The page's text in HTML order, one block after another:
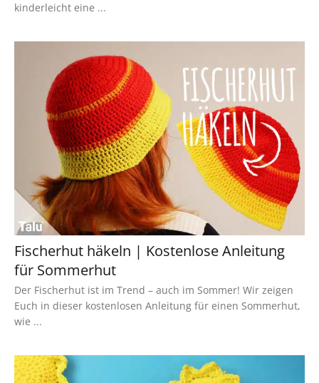
kinderleicht eine ...
Fischerhut häkeln | Kostenlose Anleitung
für Sommerhut
Der Fischerhut ist im Trend – auch im Sommer! Wir zeigen
Euch in dieser kostenlosen Anleitung für einen Sommerhut,
wie ...